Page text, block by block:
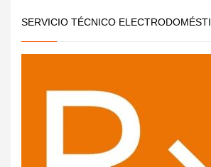
SERVICIO TÉCNICO